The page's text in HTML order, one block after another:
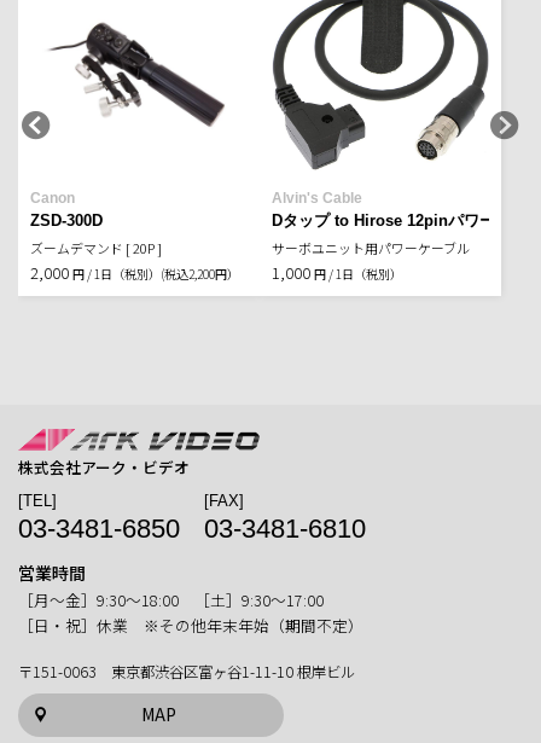
Canon
ZSD-300D
ズームデマンド [ 20P ]
2,000 円 / 1日（税別） (税込2,200円）
Alvin's Cable
Dタップ to Hirose 12pinパワーケー
サーボユニット用パワーケーブル
1,000 円 / 1日（税別）
株式会社アーク・ビデオ
[TEL]
03-3481-6850
[FAX]
03-3481-6810
営業時間
［月〜金］9:30〜18:00 ［土］9:30〜17:00
［日・祝］休業 ※その他年末年始（期間不定）
〒151-0063 東京都渋谷区富ヶ谷1-11-10 根岸ビル
MAP